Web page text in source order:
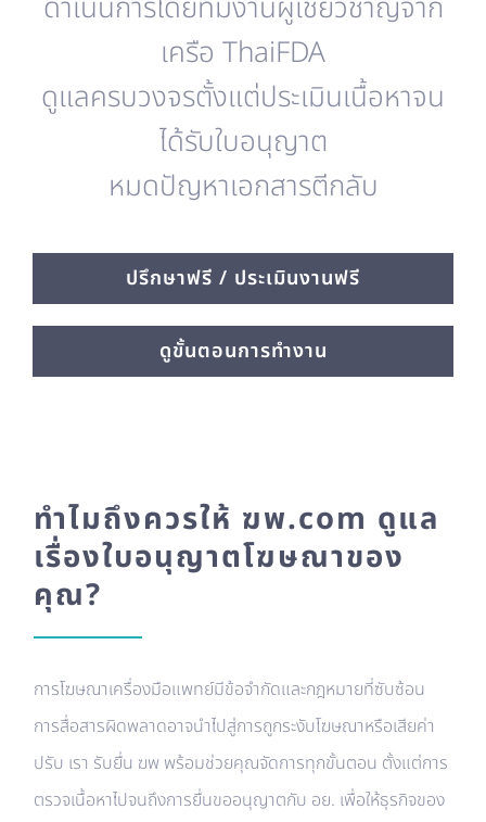
เครือ ThaiFDA
ดูแลครบวงจรตั้งแต่ประเมินเนื้อหาจน
ได้รับใบอนุญาต
หมดปัญหาเอกสารตีกลับ
ปรึกษาฟรี / ประเมินงานฟรี
ดูขั้นตอนการทำงาน
ทำไมถึงควรให้ ฆพ.com ดูแล
เรื่องใบอนุญาตโฆษณาของ
คุณ?
การโฆษณาเครื่องมือแพทย์มีข้อจำกัดและกฎหมายที่ซับซ้อน
การสื่อสารผิดพลาดอาจนำไปสู่การถูกระงับโฆษณาหรือเสียค่า
ปรับ เรา รับยื่น ฆพ พร้อมช่วยคุณจัดการทุกขั้นตอน ตั้งแต่การ
ตรวจเนื้อหาไปจนถึงการยื่นขออนุญาตกับ อย. เพื่อให้ธุรกิจของ